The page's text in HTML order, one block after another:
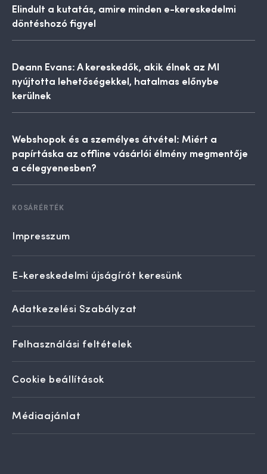
Elindult a kutatás, amire minden e-kereskedelmi
döntéshozó figyel
Deann Evans: A kereskedők, akik élnek az MI
nyújtotta lehetőségekkel, hatalmas előnybe
kerülnek
Webshopok és a személyes átvétel: Miért a
papírtáska az offline vásárlói élmény megmentője
a célegyenesben?
KOSÁRÉRTÉK
Impresszum
E-kereskedelmi újságírót keresünk
Adatkezelési Szabályzat
Felhasználási feltételek
Cookie beállítások
Médiaajánlat